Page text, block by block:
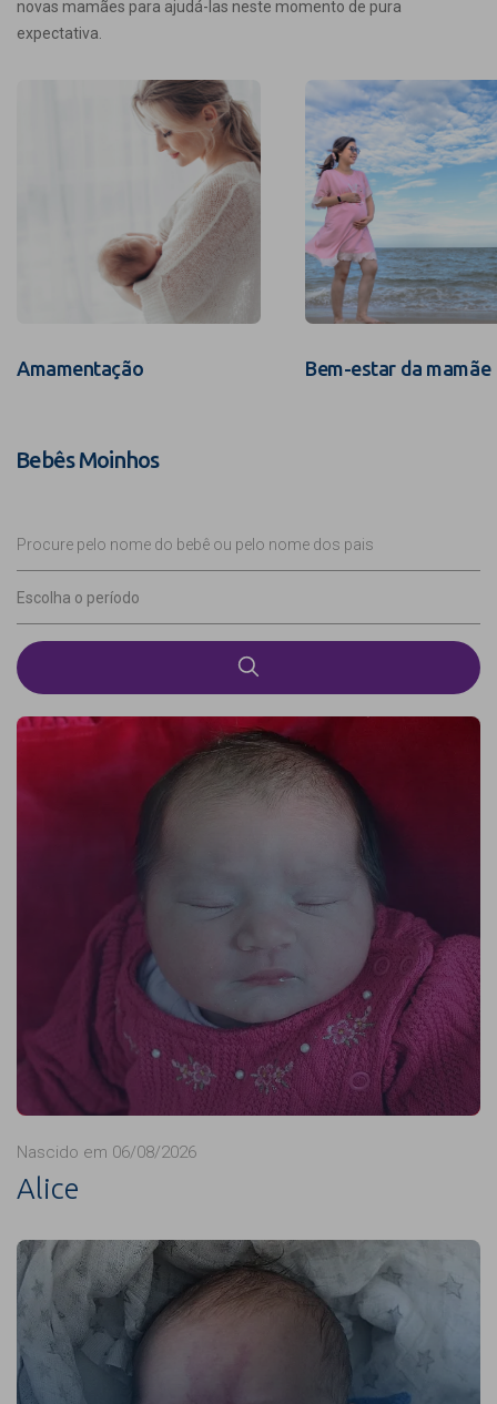
novas mamães para ajudá-las neste momento de pura
expectativa.
Amamentação Bem-estar da mamãe
Bebês Moinhos
Procure pelo nome do bebê ou pelo nome dos pais
Escolha o período
Nascido em 06/08/2026
Alice